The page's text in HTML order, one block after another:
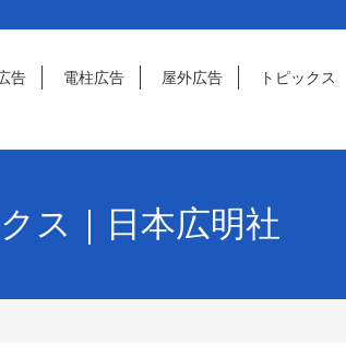
告 電柱広告 屋外広告 トピックス
ス｜日本広明社